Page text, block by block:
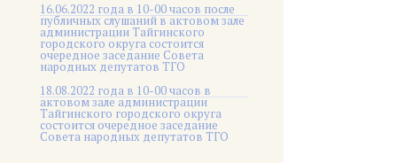
16.06.2022 года в 10-00 часов после
публичных слушаний в актовом зале
администрации Тайгинского
городского округа состоится
очередное заседание Совета
народных депутатов ТГО
18.08.2022 года в 10-00 часов в
актовом зале администрации
Тайгинского городского округа
состоится очередное заседание
Совета народных депутатов ТГО